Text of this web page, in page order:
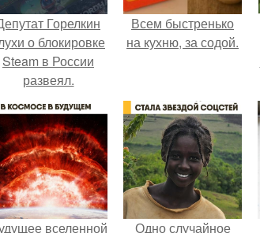
Горелкин
о блокировке
Steam в России
развеял.
Всем быстренько
на кухню, за содой.
вселенной Одно случайное